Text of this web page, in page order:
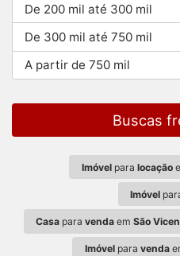
De 200 mil até 300 mil
De 300 mil até 750 mil
A partir de 750 mil
Buscas
Imóvelpara locação
Imóvel
Casa para venda em São
Imóvelpara venda